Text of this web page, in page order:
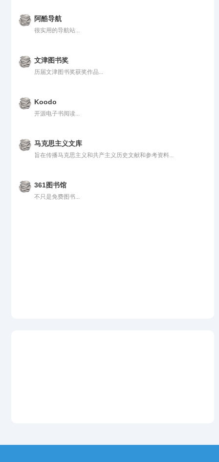
阿酷导航
很实用的导航站...
文津图书奖
历届文津图书奖获奖作品...
Koodo
开源电子书阅读...
马克思主义文库
旨在传播马克思主义和共产主义历史文献和参考资料...
361图书馆
不只是免费图书...